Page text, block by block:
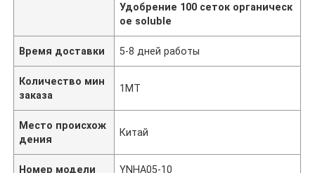
Удобрение 100 сеток органическ
ое soluble
Время доставки 5-8 дней работы
Количество мин
заказа
1МТ
Место происхож
дения
Китай
Номер модели YNHA05-10